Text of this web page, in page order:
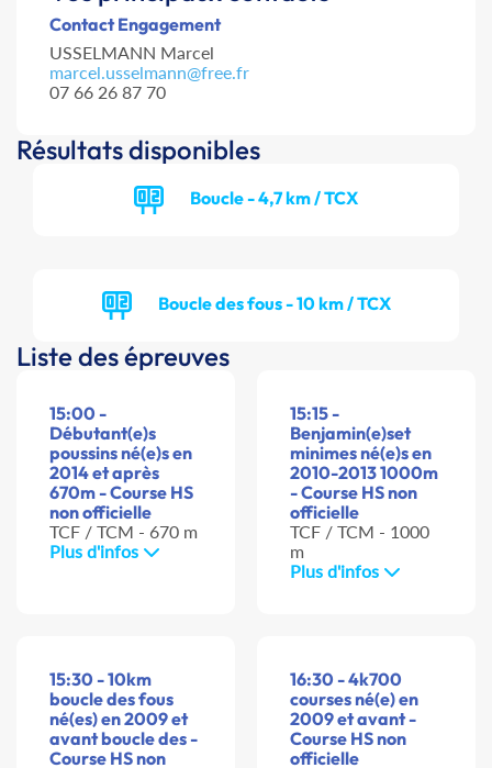
Contact Engagement
USSELMANN Marcel
marcel.usselmann@free.fr
07 66 26 87 70
Résultats disponibles
Boucle - 4,7 km / TCX
Boucle des fous - 10 km / TCX
Liste des épreuves
15:00 -
Débutant(e)s
poussins né(e)s en
2014 et après
670m - Course HS
non officielle
TCF / TCM - 670 m
Plus d'infos
15:15 -
Benjamin(e)set
minimes né(e)s en
2010-2013 1000m
- Course HS non
officielle
TCF / TCM - 1000
m
Plus d'infos
15:30 - 10km
boucle des fous
né(es) en 2009 et
avant boucle des -
Course HS non
16:30 - 4k700
courses né(e) en
2009 et avant -
Course HS non
officielle